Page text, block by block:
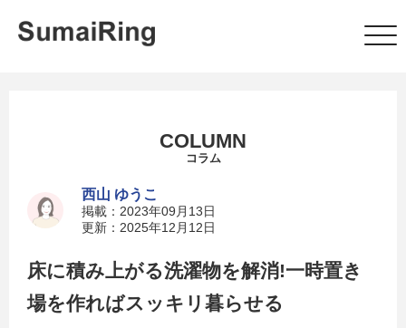
COLUMN
コラム
西山 ゆうこ
掲載：2023年09月13日
更新：2025年12月12日
床に積み上がる洗濯物を解消!一時置き
場を作ればスッキリ暮らせる